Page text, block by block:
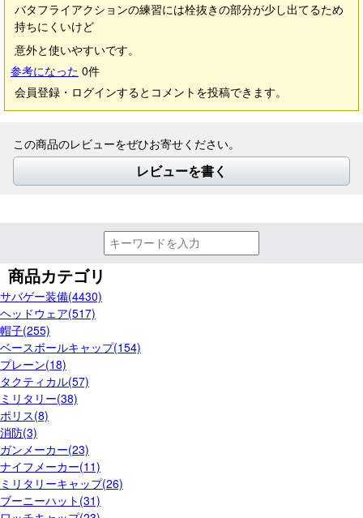
バタフライアクションの練習には栓抜きの部分が少し出てるため
持ちにくいけど
意外と使いやすいです。
参考になった 0件
会員登録・ログインするとコメントを投稿できます。
この商品のレビューをぜひお寄せください。
レビューを書く
商品カテゴリ
サバゲー装備(4430)
ヘッドウェア(517)
帽子(255)
ベースボールキャップ(154)
プレーン(18)
タクティカル(57)
ミリタリー(38)
ポリス(8)
消防(3)
ガンメーカー(23)
ナイフメーカー(11)
ミリタリーキャップ(26)
ブーニーハット(31)